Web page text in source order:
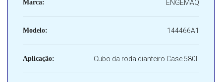
Marca: ENGEMAQ
Modelo: 144466A1
Aplicação: Cubo da roda dianteiro Case 580L